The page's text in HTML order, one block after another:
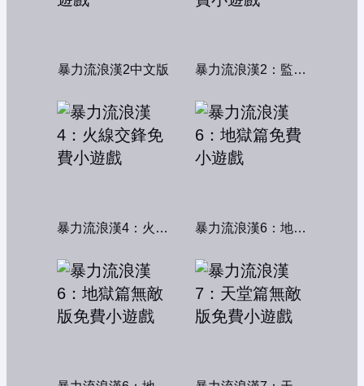
暴力流浪漢2中文版 暴力流浪漢2：監獄風雲
暴力流浪漢4：火線交鋒 暴力流浪漢6：地獄篇